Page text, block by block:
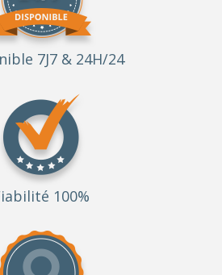
7J7 & 24H/24
100%